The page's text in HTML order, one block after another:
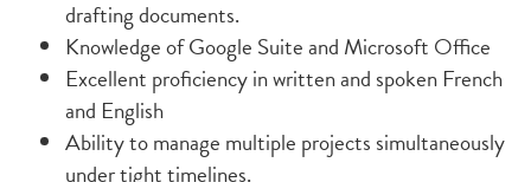
drafting documents.
Knowledge of Google Suite and Microsoft Office
Excellent proficiency in written and spoken French
and English
Ability to manage multiple projects simultaneously
under tight timelines.